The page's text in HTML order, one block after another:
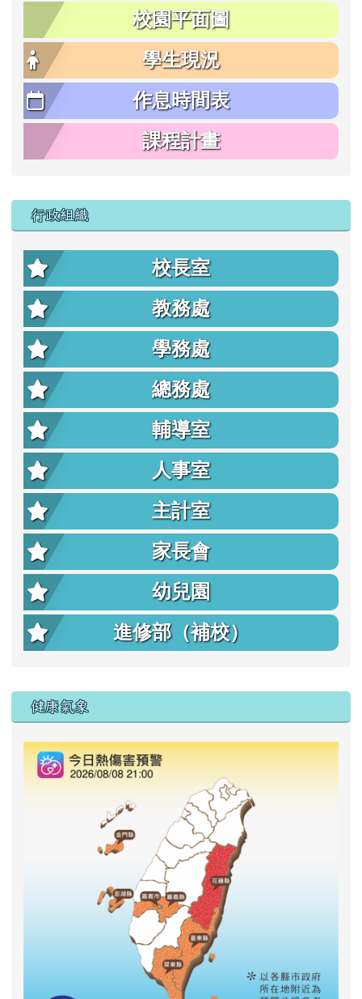
校園平面圖
學生現況
作息時間表
課程計畫
行政組織
校長室
教務處
學務處
總務處
輔導室
人事室
主計室
家長會
幼兒園
進修部（補校）
右邊區域內容
健康氣象